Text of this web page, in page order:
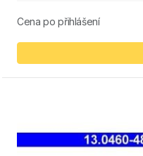
Cena po přihlášení